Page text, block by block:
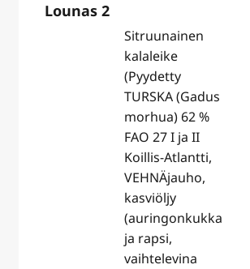
Lounas 2
Sitruunainen
kalaleike
(Pyydetty
TURSKA (Gadus
morhua) 62 %
FAO 27 I ja II
Koillis-Atlantti,
VEHNÄjauho,
kasviöljy
(auringonkukka
ja rapsi,
vaihtelevina